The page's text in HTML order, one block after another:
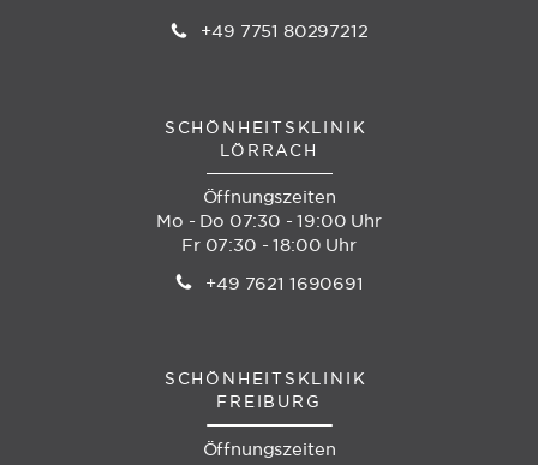
+49 7751 80297212
SCHÖNHEITSKLINIK
LÖRRACH
Öffnungszeiten
Mo - Do 07:30 - 19:00 Uhr
Fr 07:30 - 18:00 Uhr
+49 7621 1690691
SCHÖNHEITSKLINIK
FREIBURG
Öffnungszeiten